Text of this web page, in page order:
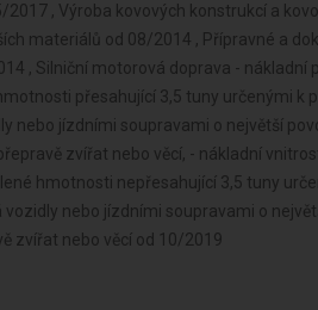
2017 , Výroba kovových konstrukcí a
materiálů od 08/2014 , Přípravné a
, Silniční motorová doprava - nákladní
přesahující 3,5 tuny určenými k
nebo jízdními soupravami o největší
zvířat nebo věcí, - nákladní
hmotnosti nepřesahující 3,5 tuny
nebo jízdními soupravami o
zvířat nebo věcí od 10/2019